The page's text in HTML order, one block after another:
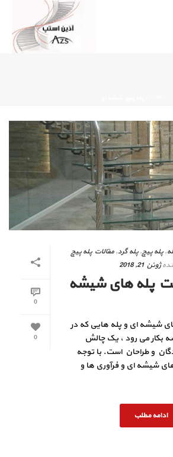
0
0
,پله پیچ,پله گرد,مقالات پله پیچ
ژوئن 21, 2018
پله های شیشه
شیشه ای و پله هایی که در
بکار می رود ، یک چالش
و طراحان است. با توجه
شیشه ای و فرآوری ها و
ادامه مطلب